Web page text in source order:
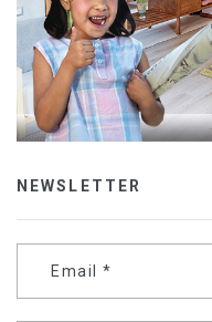
NEWSLETTER
Email *